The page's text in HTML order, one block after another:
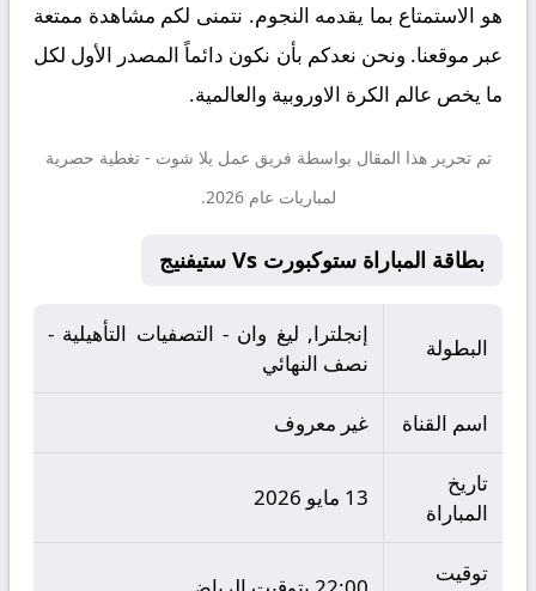
هو الاستمتاع بما يقدمه النجوم. نتمنى لكم مشاهدة ممتعة
عبر موقعنا. ونحن نعدكم بأن نكون دائماً المصدر الأول لكل
ما يخص عالم الكرة الاوروبية والعالمية.
تم تحرير هذا المقال بواسطة فريق عمل يلا شوت - تغطية حصرية
لمباريات عام 2026.
بطاقة المباراة ستوكبورت Vs ستيفنيج
البطولة
إنجلترا, ليغ وان - التصفيات التأهيلية -
نصف النهائي
اسم القناة غير معروف
تاريخ
المباراة
13 مايو 2026
توقيت